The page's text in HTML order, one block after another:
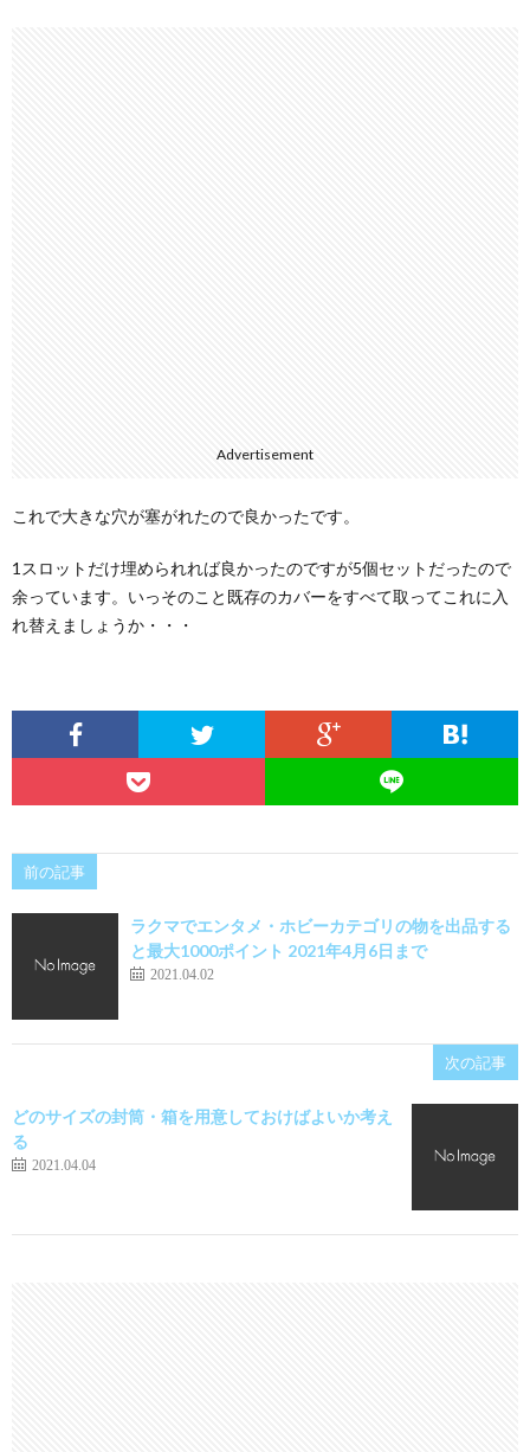
Advertisement
これで大きな穴が塞がれたので良かったです。
1スロットだけ埋められれば良かったのですが5個セットだったので
余っています。いっそのこと既存のカバーをすべて取ってこれに入
れ替えましょうか・・・
前の記事
ラクマでエンタメ・ホビーカテゴリの物を出品する
と最大1000ポイント 2021年4月6日まで
2021.04.02
次の記事
どのサイズの封筒・箱を用意しておけばよいか考え
る
2021.04.04